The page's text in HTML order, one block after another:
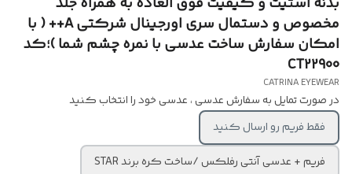
مخصوص و دستمال سری اورجینال شرکتی A++ ( با
امکان سفارش ساخت عدسی با نمره چشم شما )؛کد
CT22900
CATRINA EYEWEAR
در صورت تمایل به سفارش عدسی ، عدسی خود را انتخاب کنید
فقط فریم رو ارسال کنید
فریم + عدسی آنتی رفلکس /ساخت کره برند STAR